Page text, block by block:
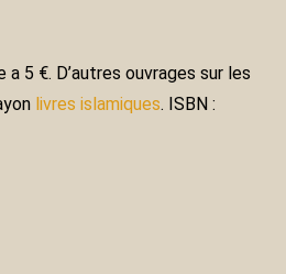
5 €. D’autres ouvrages sur les
livres islamiques. ISBN :